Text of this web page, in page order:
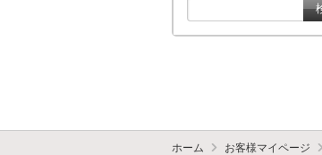
ホーム お客様マイページ